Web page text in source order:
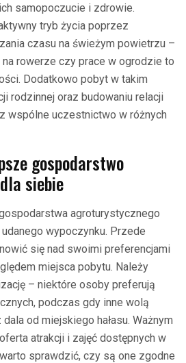
samopoczucie i zdrowie.
tryb życia poprzez
czasu na świeżym powietrzu –
rowerze czy prace w ogrodzie to
Dodatkowo pobyt w takim
rodzinnej oraz budowaniu relacji
wspólne uczestnictwo w różnych
gospodarstwo
siebie
agroturystycznego
wypoczynku. Przede
się nad swoimi preferencjami
miejsca pobytu. Należy
– niektóre osoby preferują
podczas gdy inne wolą
od miejskiego hałasu. Ważnym
atrakcji i zajęć dostępnych w
sprawdzić, czy są one zgodne